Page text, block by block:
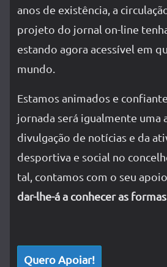
anos de existência, a
projeto do jornal on-line
estando agora acessível em
mundo.
Estamos animados e
jornada será igualmente uma
divulgação de notícias e da
desportiva e social no
tal, contamos com o seu apoio.
dar-lhe-á a conhecer as
Quero Apoiar!